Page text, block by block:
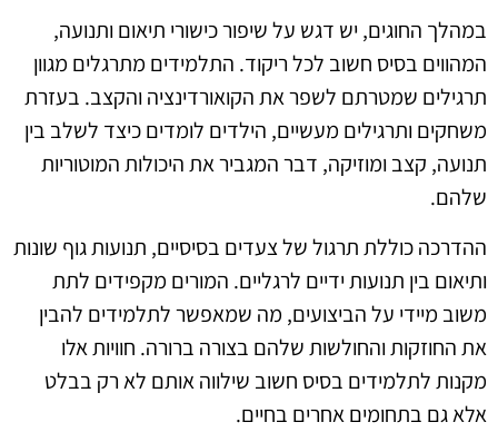
במהלך החוגים, יש דגש על שיפור כישורי תיאום ותנועה,
המהווים בסיס חשוב לכל ריקוד. התלמידים מתרגלים מגוון
תרגילים שמטרתם לשפר את הקואורדינציה והקצב. בעזרת
משחקים ותרגילים מעשיים, הילדים לומדים כיצד לשלב בין
תנועה, קצב ומוזיקה, דבר המגביר את היכולות המוטוריות
שלהם.
ההדרכה כוללת תרגול של צעדים בסיסיים, תנועות גוף שונות
ותיאום בין תנועות ידיים לרגליים. המורים מקפידים לתת
משוב מיידי על הביצועים, מה שמאפשר לתלמידים להבין
את החוזקות והחולשות שלהם בצורה ברורה. חוויות אלו
מקנות לתלמידים בסיס חשוב שילווה אותם לא רק בבלט
אלא גם בתחומים אחרים בחיים.